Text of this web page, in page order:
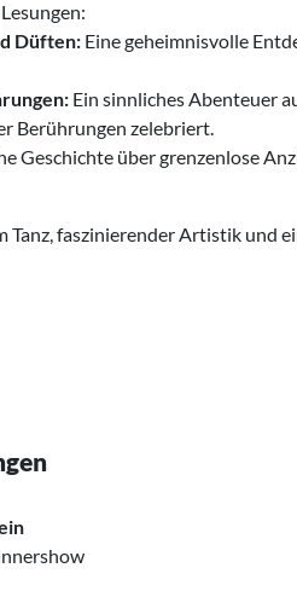
Düften: Eine geheimnisvolle
Ein sinnliches Abenteuer
Berührungen zelebriert.
Geschichte über grenzenlose
Tanz, faszinierender Artistik und